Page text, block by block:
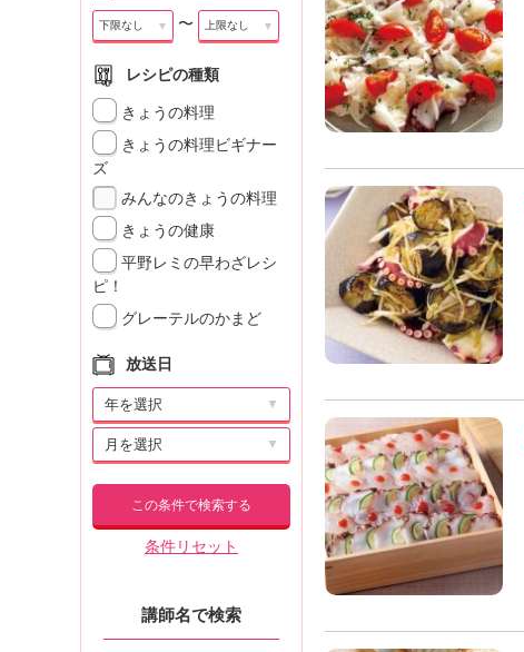
▼ 〜 ▼
レシピの種類
きょうの料理
きょうの料理ビギナー
ズ
みんなのきょうの料理
きょうの健康
平野レミの早わざレシ
ピ！
グレーテルのかまど
放送日
▼
▼
この条件で検索する
条件リセット
講師名で検索